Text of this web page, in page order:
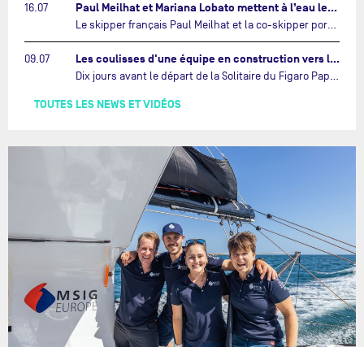
16.07 Paul Meilhat et Mariana Lobato mettent à l’eau leur bateau et lancent leur nouvelle campagne « United by the Ocean »…
Le skipper français Paul Meilhat et la co-skipper portugaise Mariana Lobato mettent à l’eau aujourd’hui à Lorient leur IMOCA à bord duquel ils participeront à The Ocean Race Atlantic (septembre 2026) puis à The Ocean Race, le tour du monde en équipage (janvier 2027).…
09.07 Les coulisses d'une équipe en construction vers le Vendée Globe…
Dix jours avant le départ de la Solitaire du Figaro Paprec, enjeu sportif majeur de la saison du Team Paprec, en plein chantier du futur IMOCA Paprec, l’équipe a dû s’adapter au forfait de Yoann Richomme pour blessure.…
TOUTES LES NEWS ET VIDÉOS